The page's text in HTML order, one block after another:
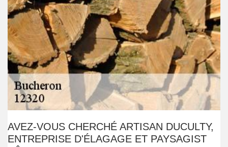
AVEZ-VOUS CHERCHÉ ARTISAN DUCULTY,
ENTREPRISE D'ÉLAGAGE ET PAYSAGIST